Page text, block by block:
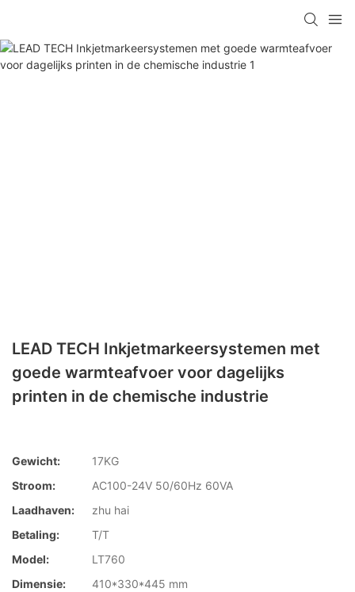
LEAD TECH Inkjetmarkeersystemen met
goede warmteafvoer voor dagelijks
printen in de chemische industrie
Gewicht:
17KG
Stroom:
AC100-24V 50/60Hz 60VA
Laadhaven:
zhu hai
Betaling:
T/T
Model:
LT760
Dimensie:
410*330*445 mm